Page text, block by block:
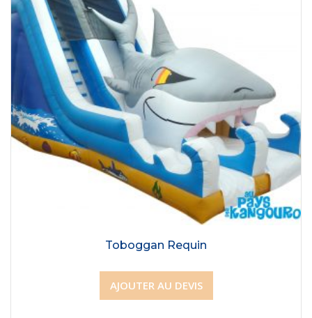
Toboggan Requin
AJOUTER AU DEVIS